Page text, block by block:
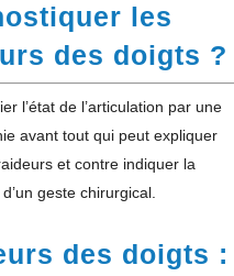
les
des doigts ?
l’état de l’articulation par une
avant tout qui peut expliquer
et contre indiquer la
geste chirurgical.
des doigts :